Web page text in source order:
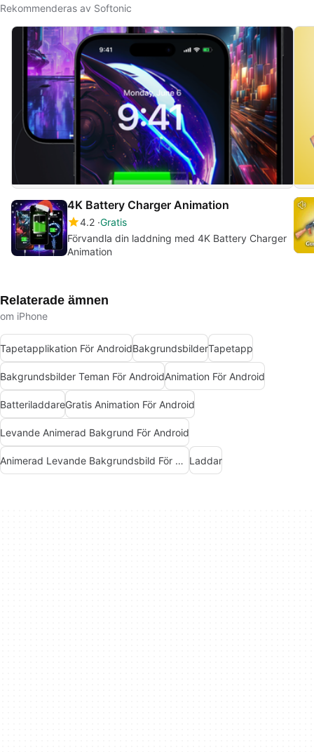
Rekommenderas av Softonic
4K Battery Charger Animation
4.2 Gratis
Förvandla din laddning med 4K Battery Charger
Animation
Relaterade ämnen
om iPhone
Tapetapplikation För AndroidBakgrundsbilderTapetapp
Bakgrundsbilder Teman För AndroidAnimation För Android
BatteriladdareGratis Animation För Android
Levande Animerad Bakgrund För Android
Animerad Levande Bakgrundsbild För Android Laddar